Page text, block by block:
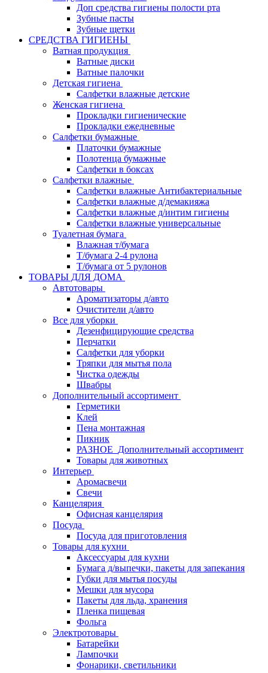
Доп средства гигиены полости рта
Зубные пасты
Зубные щетки
СРЕДСТВА ГИГИЕНЫ
Ватная продукция
Ватные диски
Ватные палочки
Детская гигиена
Салфетки влажные детские
Женская гигиена
Прокладки гигиенические
Прокладки ежедневные
Салфетки бумажные
Платочки бумажные
Полотенца бумажные
Салфетки в боксах
Салфетки влажные
Салфетки влажные Антибактериальные
Салфетки влажные д/демакияжа
Салфетки влажные д/интим гигиены
Салфетки влажные универсальные
Туалетная бумага
Влажная т/бумага
Т/бумага 2-4 рулона
Т/бумага от 5 рулонов
ТОВАРЫ ДЛЯ ДОМА
Автотовары
Ароматизаторы д/авто
Очистители д/авто
Все для уборки
Дезенфицирующие средства
Перчатки
Салфетки для уборки
Тряпки для мытья пола
Чистка одежды
Швабры
Дополнительный ассортимент
Герметики
Клей
Пена монтажная
Пикник
РАЗНОЕ_Дополнительный ассортимент
Товары для животных
Интерьер
Аромасвечи
Свечи
Канцелярия
Офисная канцелярия
Посуда
Посуда для приготовления
Товары для кухни
Аксессуары для кухни
Бумага д/выпечки, пакеты для запекания
Губки для мытья посуды
Мешки для мусора
Пакеты для льда, хранения
Пленка пищевая
Фольга
Электротовары
Батарейки
Лампочки
Фонарики, светильники